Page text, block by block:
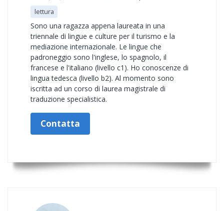
lettura
Sono una ragazza appena laureata in una
triennale di lingue e culture per il turismo e la
mediazione internazionale. Le lingue che
padroneggio sono l'inglese, lo spagnolo, il
francese e l'italiano (livello c1). Ho conoscenze di
lingua tedesca (livello b2). Al momento sono
iscritta ad un corso di laurea magistrale di
traduzione specialistica.
Contatta